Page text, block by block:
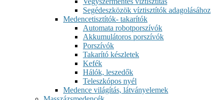
Segédeszközök víztisztítók adagolásához
Medencetisztítók- takarítók
Automata robotporszívók
Akkumulátoros porszívók
Porszívók
Takarító készletek
Kefék
Hálók, leszedők
Teleszkópos nyél
Medence világítás, látványelemek